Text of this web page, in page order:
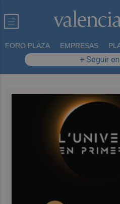
FORO PLAZA EMPRESAS
+ Seguir